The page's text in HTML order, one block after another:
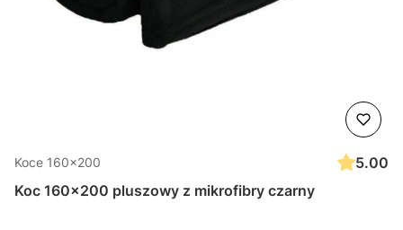
Koce 160x200
5.00
Koc 160x200 pluszowy z mikrofibry czarny